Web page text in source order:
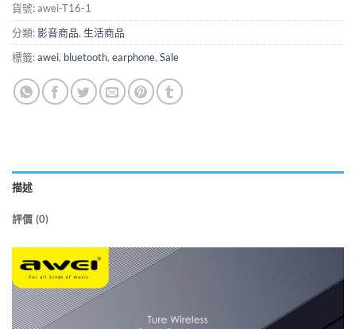
貨號:awei-T16-1
分類:影音商品, 生活商品
標籤:awei, bluetooth, earphone, Sale
描述
評價 (0)